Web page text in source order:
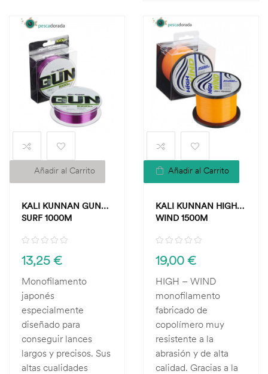
Añadir al Carrito
KALI KUNNAN GUN
SURF 1000M
13,25 €
Monofilamento
japonés
especialmente
diseñado para
conseguir lances
largos y precisos. Sus
altas cualidades
Añadir al Carrito
KALI KUNNAN HIGH
WIND 1500M
19,00 €
HIGH – WIND
monofilamento
fabricado de
copolímero muy
resistente a la
abrasión y de alta
calidad. Gracias a la